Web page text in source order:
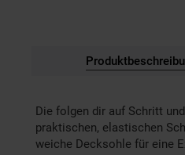
Die folgen dir auf Schritt
praktischen, elastischen
weiche Decksohle für eine